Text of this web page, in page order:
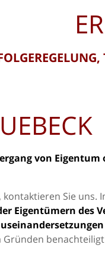
von Eigentum
kontaktieren Sie uns.
Eigentümern des